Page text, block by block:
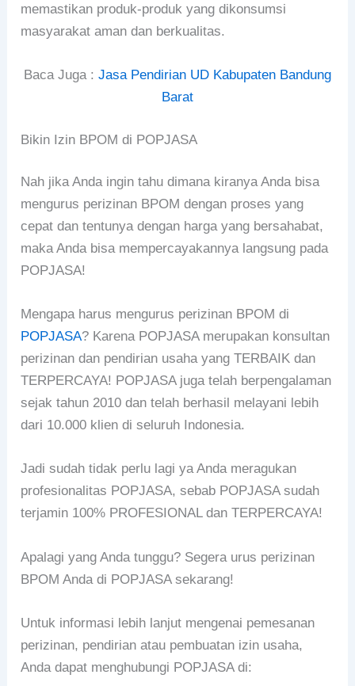
memastikan produk-produk yang dikonsumsi
masyarakat aman dan berkualitas.
Baca Juga : Jasa Pendirian UD Kabupaten Bandung
Barat
Bikin Izin BPOM di POPJASA
Nah jika Anda ingin tahu dimana kiranya Anda bisa
mengurus perizinan BPOM dengan proses yang
cepat dan tentunya dengan harga yang bersahabat,
maka Anda bisa mempercayakannya langsung pada
POPJASA!
Mengapa harus mengurus perizinan BPOM di
POPJASA? Karena POPJASA merupakan konsultan
perizinan dan pendirian usaha yang TERBAIK dan
TERPERCAYA! POPJASA juga telah berpengalaman
sejak tahun 2010 dan telah berhasil melayani lebih
dari 10.000 klien di seluruh Indonesia.
Jadi sudah tidak perlu lagi ya Anda meragukan
profesionalitas POPJASA, sebab POPJASA sudah
terjamin 100% PROFESIONAL dan TERPERCAYA!
Apalagi yang Anda tunggu? Segera urus perizinan
BPOM Anda di POPJASA sekarang!
Untuk informasi lebih lanjut mengenai pemesanan
perizinan, pendirian atau pembuatan izin usaha,
Anda dapat menghubungi POPJASA di: